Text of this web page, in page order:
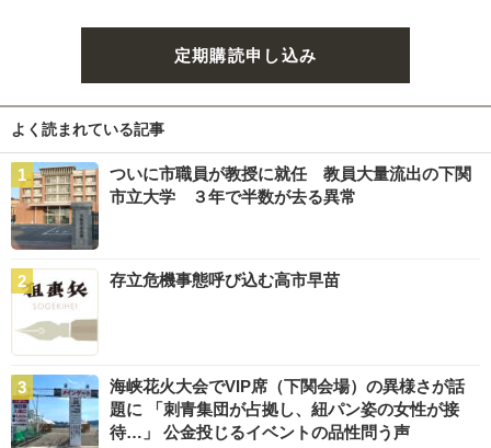
定期購読申し込み
よく読まれている記事
ついに市職員が教授に就任 教員大量流出の下関
市立大学 ３年で半数が去る異常
存立危機事態呼び込む高市早苗
海峡花火大会でVIP席（下関会場）の異様さが話
題に 「刺青集団が占拠し、紐パン姿の女性が接
待…」 公金投じるイベントの品性問う声